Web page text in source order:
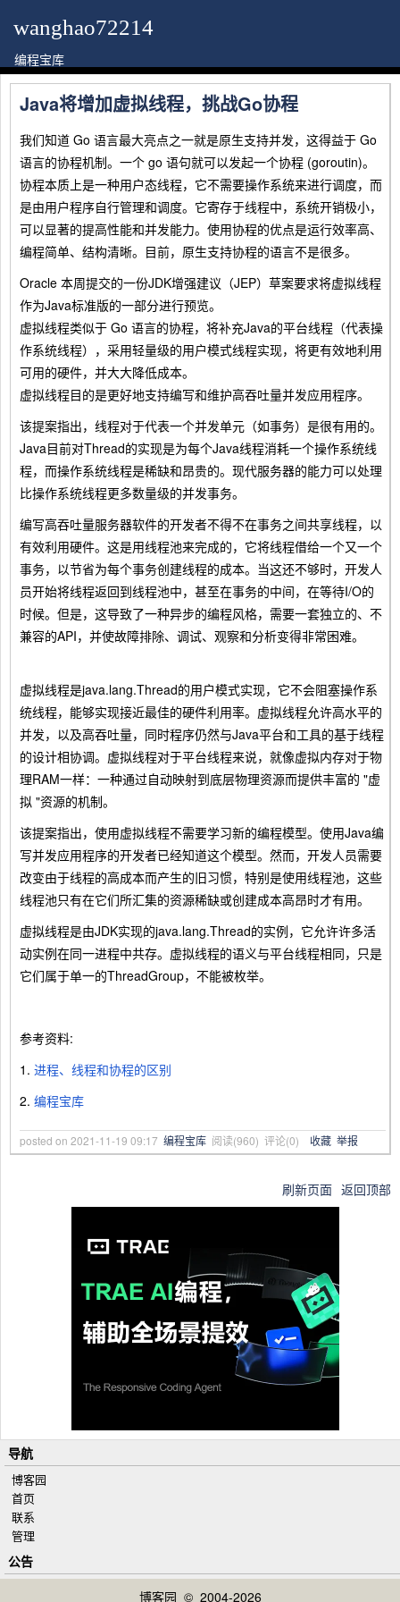
wanghao72214
编程宝库
Java将增加虚拟线程，挑战Go协程
我们知道 Go 语言最大亮点之一就是原生支持并发，这得益于 Go
语言的协程机制。一个 go 语句就可以发起一个协程 (goroutin)。
协程本质上是一种用户态线程，它不需要操作系统来进行调度，而
是由用户程序自行管理和调度。它寄存于线程中，系统开销极小，
可以显著的提高性能和并发能力。使用协程的优点是运行效率高、
编程简单、结构清晰。目前，原生支持协程的语言不是很多。
Oracle 本周提交的一份JDK增强建议（JEP）草案要求将虚拟线程
作为Java标准版的一部分进行预览。
虚拟线程类似于 Go 语言的协程，将补充Java的平台线程（代表操
作系统线程），采用轻量级的用户模式线程实现，将更有效地利用
可用的硬件，并大大降低成本。
虚拟线程目的是更好地支持编写和维护高吞吐量并发应用程序。
该提案指出，线程对于代表一个并发单元（如事务）是很有用的。
Java目前对Thread的实现是为每个Java线程消耗一个操作系统线
程，而操作系统线程是稀缺和昂贵的。现代服务器的能力可以处理
比操作系统线程更多数量级的并发事务。
编写高吞吐量服务器软件的开发者不得不在事务之间共享线程，以
有效利用硬件。这是用线程池来完成的，它将线程借给一个又一个
事务，以节省为每个事务创建线程的成本。当这还不够时，开发人
员开始将线程返回到线程池中，甚至在事务的中间，在等待I/O的
时候。但是，这导致了一种异步的编程风格，需要一套独立的、不
兼容的API，并使故障排除、调试、观察和分析变得非常困难。
虚拟线程是java.lang.Thread的用户模式实现，它不会阻塞操作系
统线程，能够实现接近最佳的硬件利用率。虚拟线程允许高水平的
并发，以及高吞吐量，同时程序仍然与Java平台和工具的基于线程
的设计相协调。虚拟线程对于平台线程来说，就像虚拟内存对于物
理RAM一样：一种通过自动映射到底层物理资源而提供丰富的 "虚
拟 "资源的机制。
该提案指出，使用虚拟线程不需要学习新的编程模型。使用Java编
写并发应用程序的开发者已经知道这个模型。然而，开发人员需要
改变由于线程的高成本而产生的旧习惯，特别是使用线程池，这些
线程池只有在它们所汇集的资源稀缺或创建成本高昂时才有用。
虚拟线程是由JDK实现的java.lang.Thread的实例，它允许许多活
动实例在同一进程中共存。虚拟线程的语义与平台线程相同，只是
它们属于单一的ThreadGroup，不能被枚举。
参考资料:
1. 进程、线程和协程的区别
2. 编程宝库
posted on 2021-11-19 09:17 编程宝库 阅读(960) 评论(0) 收藏 举报
刷新页面 返回顶部
导航
博客园
首页
联系
管理
公告
博客园 © 2004-2026